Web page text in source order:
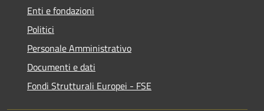
Enti e fondazioni
Politici
Personale Amministrativo
Documenti e dati
Fondi Strutturali Europei - FSE